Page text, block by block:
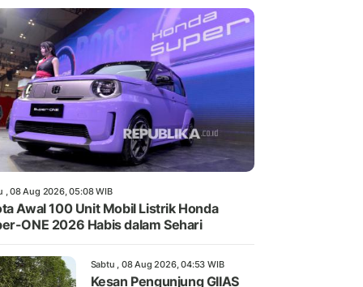
, 08 Aug 2026, 05:08 WIB
Awal 100 Unit Mobil Listrik Honda
ONE 2026 Habis dalam Sehari
Sabtu , 08 Aug 2026, 04:53 WIB
Kesan Pengunjung GIIAS